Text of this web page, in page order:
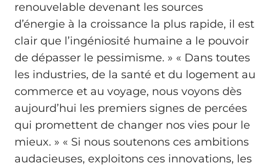
renouvelable devenant les sources
d’énergie à la croissance la plus rapide, il est
clair que l’ingéniosité humaine a le pouvoir
de dépasser le pessimisme. » « Dans toutes
les industries, de la santé et du logement au
commerce et au voyage, nous voyons dès
aujourd’hui les premiers signes de percées
qui promettent de changer nos vies pour le
mieux. » « Si nous soutenons ces ambitions
audacieuses, exploitons ces innovations, les